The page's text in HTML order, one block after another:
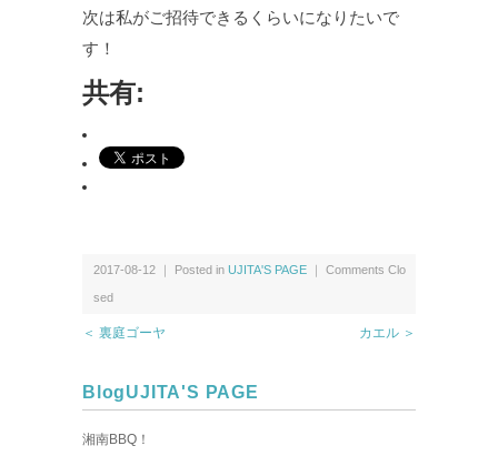
次は私がご招待できるくらいになりたいで
す！
共有:
2017-08-12 ｜ Posted in UJITA'S PAGE ｜ Comments Clo
sed
＜ 裏庭ゴーヤ カエル ＞
BlogUJITA'S PAGE
湘南BBQ！